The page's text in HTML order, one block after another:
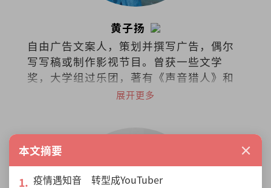
黄子扬
自由广告文案人，策划并撰写广告，偶尔
写写稿或制作影视节目。曾获一些文学
奖，大学组过乐团，著有《声音猎人》和
《徒手杀死那只狐狸》。
展开更多
本文摘要 ×
疫情遇知音 转型成YouTuber